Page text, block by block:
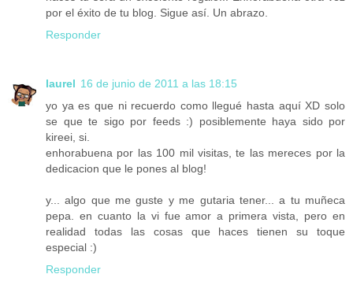
por el éxito de tu blog. Sigue así. Un abrazo.
Responder
laurel 16 de junio de 2011 a las 18:15
yo ya es que ni recuerdo como llegué hasta aquí XD solo
se que te sigo por feeds :) posiblemente haya sido por
kireei, si.
enhorabuena por las 100 mil visitas, te las mereces por la
dedicacion que le pones al blog!
y... algo que me guste y me gutaria tener... a tu muñeca
pepa. en cuanto la vi fue amor a primera vista, pero en
realidad todas las cosas que haces tienen su toque
especial :)
Responder